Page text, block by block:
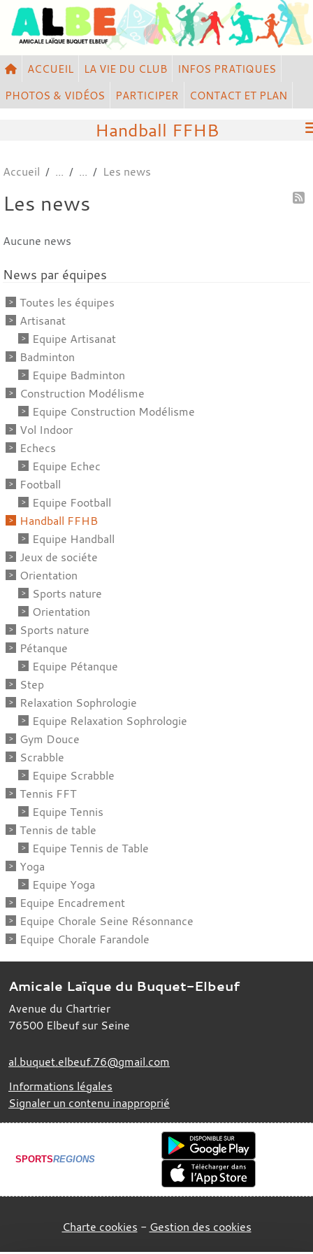
ACCUEIL LA VIE DU CLUB
INFOS PRATIQUES
PHOTOS & VIDÉOS
PARTICIPER CONTACT ET PLAN
Handball FFHB
Accueil Les news
Les news
Aucune news
News par équipes
Toutes les équipes
Artisanat
Equipe Artisanat
Badminton
Equipe Badminton
Construction Modélisme
Equipe Construction Modélisme
Vol Indoor
Echecs
Equipe Echec
Football
Equipe Football
Handball FFHB
Equipe Handball
Jeux de sociéte
Orientation
Sports nature
Orientation
Sports nature
Pétanque
Equipe Pétanque
Step
Relaxation Sophrologie
Equipe Relaxation Sophrologie
Gym Douce
Scrabble
Equipe Scrabble
Tennis FFT
Equipe Tennis
Tennis de table
Equipe Tennis de Table
Yoga
Equipe Yoga
Equipe Encadrement
Equipe Chorale Seine Résonnance
Equipe Chorale Farandole
Amicale Laïque du Buquet-Elbeuf
Avenue du Chartrier
76500 Elbeuf sur Seine
al.buquet.elbeuf.76@gmail.com
Informations légales
Signaler un contenu inapproprié
SPORTSREGIONS
Charte cookies Gestion des cookies
Panneau de gestion des cookies